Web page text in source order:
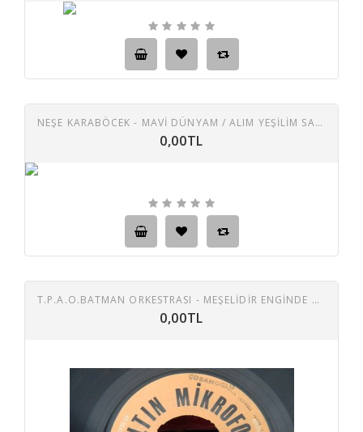
NEŞE KARABÖCEK - MAVI DÜNYAM / ALIM YEŞILIM SARIM
0,00TL
T.P.A.O.BATMAN ORKESTRASI - MEŞELIDIR ENGINDE DAĞLAR MEŞELI - AÇ AÇ KOLLARIN
0,00TL